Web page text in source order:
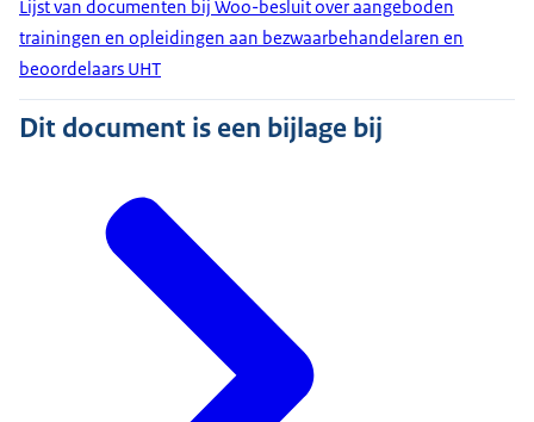
Lijst van documenten bij Woo-besluit over aangeboden
trainingen en opleidingen aan bezwaarbehandelaren en
beoordelaars UHT
Dit document is een bijlage bij